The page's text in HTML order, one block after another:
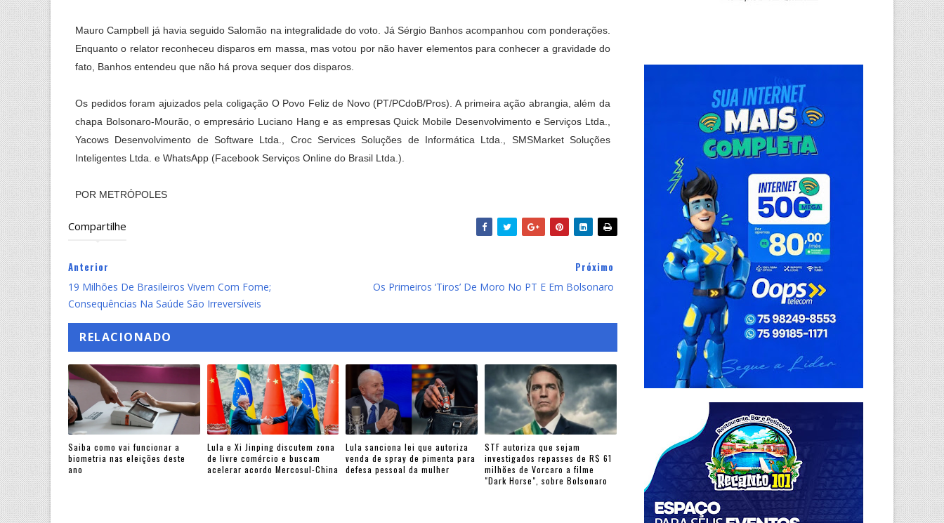
Mauro Campbell já havia seguido Salomão na integralidade do voto. Já Sérgio Banhos acompanhou com ponderações.
Enquanto o relator reconheceu disparos em massa, mas votou por não haver elementos para conhecer a gravidade do
fato, Banhos entendeu que não há prova sequer dos disparos.
Os pedidos foram ajuizados pela coligação O Povo Feliz de Novo (PT/PCdoB/Pros). A primeira ação abrangia, além da
chapa Bolsonaro-Mourão, o empresário Luciano Hang e as empresas Quick Mobile Desenvolvimento e Serviços Ltda.,
Yacows Desenvolvimento de Software Ltda., Croc Services Soluções de Informática Ltda., SMSMarket Soluções
Inteligentes Ltda. e WhatsApp (Facebook Serviços Online do Brasil Ltda.).
POR METRÓPOLES
Compartilhe
Anterior
19 Milhões De Brasileiros Vivem Com Fome;
Consequências Na Saúde São Irreversíveis
Próximo
Os Primeiros ‘tiros’ De Moro No PT E Em Bolsonaro
RELACIONADO
Saiba como vai funcionar a
biometria nas eleições deste
ano
Lula e Xi Jinping discutem zona
de livre comércio e buscam
acelerar acordo Mercosul-China
Lula sanciona lei que autoriza
venda de spray de pimenta para
defesa pessoal da mulher
STF autoriza que sejam
investigados repasses de R$ 61
milhões de Vorcaro a filme
"Dark Horse", sobre Bolsonaro